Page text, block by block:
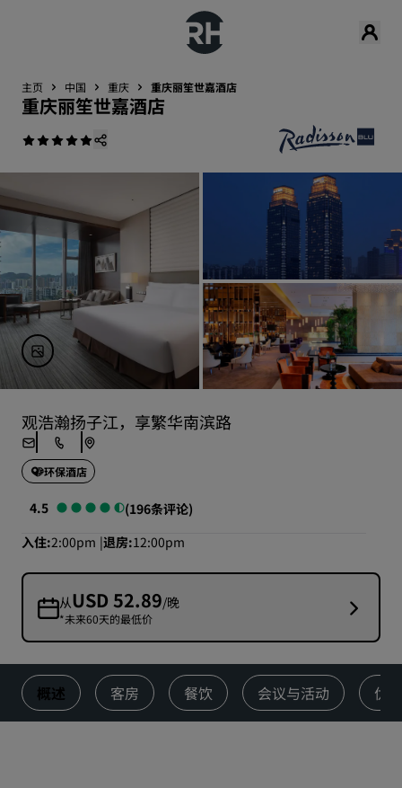
主页 中国 重庆 重庆丽笙世嘉酒店
重庆丽笙世嘉酒店
观浩瀚扬子江，享繁华南滨路
环保酒店
4.5
(196条评论)
入住 2:00pm 退房 12:00pm
从USD 52.89/晚
*未来60天的最低价
概述 客房 餐饮 会议与活动 优惠